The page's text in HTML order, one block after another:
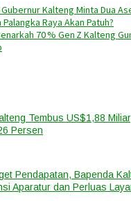
Gubernur Kalteng Minta Dua
Raya Akan Patuh?
70 % Gen Z Kalteng
Tembus US$1,88
Persen
Pendapatan, Bapenda
Aparatur dan Perluas